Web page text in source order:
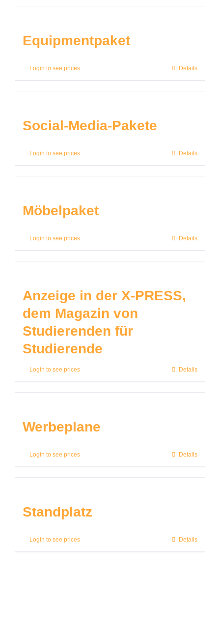
Equipmentpaket
Login to see prices Details
Social-Media-Pakete
Login to see prices Details
Möbelpaket
Login to see prices Details
Anzeige in der X-PRESS,
dem Magazin von
Studierenden für
Studierende
Login to see prices Details
Werbeplane
Login to see prices Details
Standplatz
Login to see prices Details